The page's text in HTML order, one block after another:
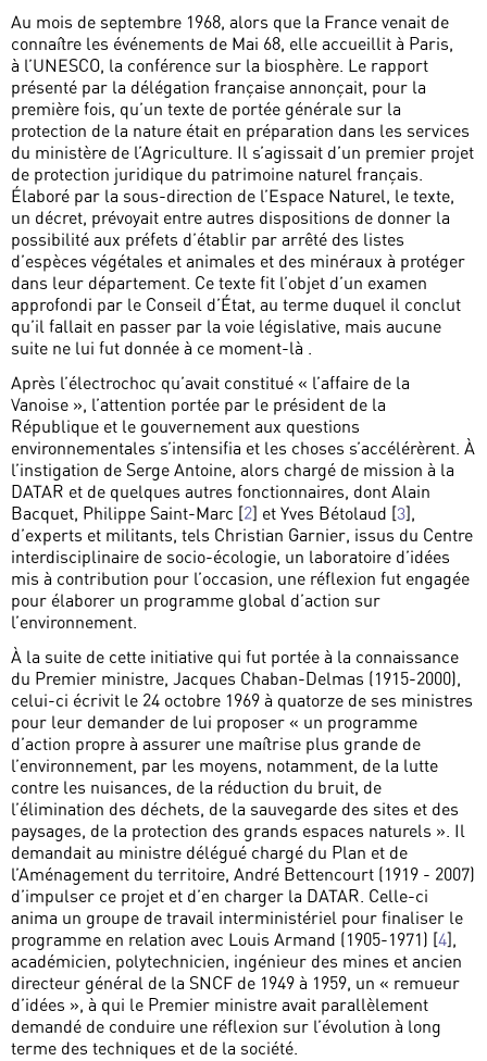
Au mois de septembre 1968, alors que la France venait de
connaître les événements de Mai 68, elle accueillit à Paris,
à l’UNESCO, la conférence sur la biosphère. Le rapport
présenté par la délégation française annonçait, pour la
première fois, qu’un texte de portée générale sur la
protection de la nature était en préparation dans les services
du ministère de l’Agriculture. Il s’agissait d’un premier projet
de protection juridique du patrimoine naturel français.
Élaboré par la sous-direction de l’Espace Naturel, le texte,
un décret, prévoyait entre autres dispositions de donner la
possibilité aux préfets d’établir par arrêté des listes
d’espèces végétales et animales et des minéraux à protéger
dans leur département. Ce texte fit l’objet d’un examen
approfondi par le Conseil d’État, au terme duquel il conclut
qu’il fallait en passer par la voie législative, mais aucune
suite ne lui fut donnée à ce moment-là .
Après l’électrochoc qu’avait constitué « l’affaire de la
Vanoise », l’attention portée par le président de la
République et le gouvernement aux questions
environnementales s’intensifia et les choses s’accélérèrent. À
l’instigation de Serge Antoine, alors chargé de mission à la
DATAR et de quelques autres fonctionnaires, dont Alain
Bacquet, Philippe Saint-Marc [2] et Yves Bétolaud [3],
d’experts et militants, tels Christian Garnier, issus du Centre
interdisciplinaire de socio-écologie, un laboratoire d’idées
mis à contribution pour l’occasion, une réflexion fut engagée
pour élaborer un programme global d’action sur
l’environnement.
À la suite de cette initiative qui fut portée à la connaissance
du Premier ministre, Jacques Chaban-Delmas (1915-2000),
celui-ci écrivit le 24 octobre 1969 à quatorze de ses ministres
pour leur demander de lui proposer « un programme
d’action propre à assurer une maîtrise plus grande de
l’environnement, par les moyens, notamment, de la lutte
contre les nuisances, de la réduction du bruit, de
l’élimination des déchets, de la sauvegarde des sites et des
paysages, de la protection des grands espaces naturels ». Il
demandait au ministre délégué chargé du Plan et de
l’Aménagement du territoire, André Bettencourt (1919 - 2007)
d’impulser ce projet et d’en charger la DATAR. Celle-ci
anima un groupe de travail interministériel pour finaliser le
programme en relation avec Louis Armand (1905-1971) [4],
académicien, polytechnicien, ingénieur des mines et ancien
directeur général de la SNCF de 1949 à 1959, un « remueur
d’idées », à qui le Premier ministre avait parallèlement
demandé de conduire une réflexion sur l’évolution à long
terme des techniques et de la société.